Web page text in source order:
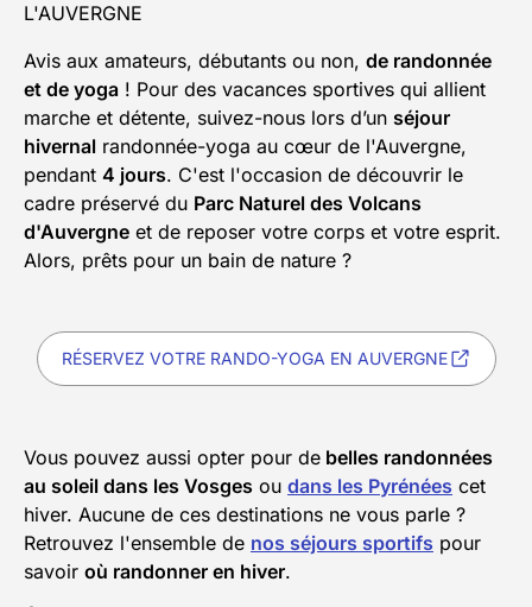
L'AUVERGNE
Avis aux amateurs, débutants ou non, de randonnée
et de yoga ! Pour des vacances sportives qui allient
marche et détente, suivez-nous lors d’un séjour
hivernal randonnée-yoga au cœur de l'Auvergne,
pendant 4 jours. C'est l'occasion de découvrir le
cadre préservé du Parc Naturel des Volcans
d'Auvergne et de reposer votre corps et votre esprit.
Alors, prêts pour un bain de nature ?
RÉSERVEZ VOTRE RANDO-YOGA EN AUVERGNE
Vous pouvez aussi opter pour de belles randonnées
au soleil dans les Vosges ou dans les Pyrénées cet
hiver. Aucune de ces destinations ne vous parle ?
Retrouvez l'ensemble de nos séjours sportifs pour
savoir où randonner en hiver.